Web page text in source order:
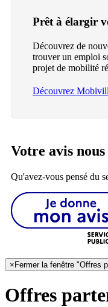
Prêt à élargir
Découvrez de
trouver un emploi
projet de mobilité
Découvrez
Votre avis nous
Qu'avez-vous pensé du
× Fermer la fenêtre "Offres
Offres